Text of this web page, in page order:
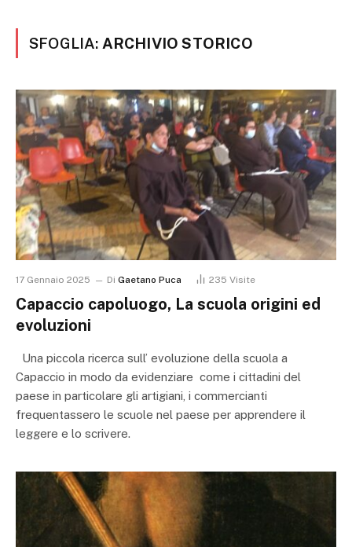
SFOGLIA: ARCHIVIO STORICO
17 Gennaio 2025 Di Gaetano Puca 235 Visite
Capaccio capoluogo, La scuola origini ed
evoluzioni
Una piccola ricerca sull’ evoluzione della scuola a
Capaccio in modo da evidenziare come i cittadini del
paese in particolare gli artigiani, i commercianti
frequentassero le scuole nel paese per apprendere il
leggere e lo scrivere.